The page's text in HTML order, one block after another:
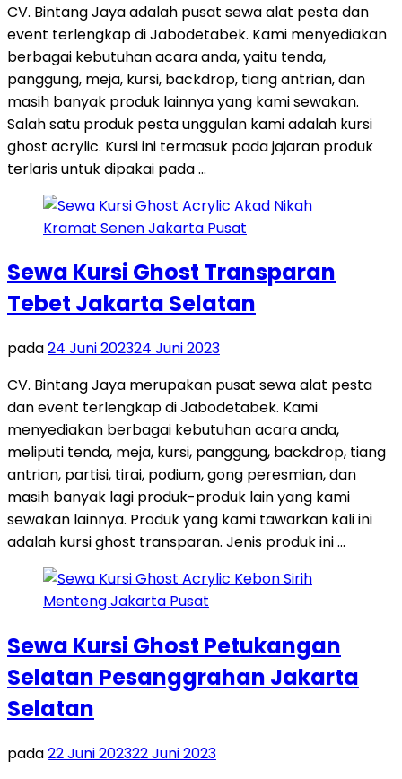
CV. Bintang Jaya adalah pusat sewa alat pesta dan
event terlengkap di Jabodetabek. Kami menyediakan
berbagai kebutuhan acara anda, yaitu tenda,
panggung, meja, kursi, backdrop, tiang antrian, dan
masih banyak produk lainnya yang kami sewakan.
Salah satu produk pesta unggulan kami adalah kursi
ghost acrylic. Kursi ini termasuk pada jajaran produk
terlaris untuk dipakai pada …
Sewa Kursi Ghost Transparan
Tebet Jakarta Selatan
pada24 Juni 202324 Juni 2023
CV. Bintang Jaya merupakan pusat sewa alat pesta
dan event terlengkap di Jabodetabek. Kami
menyediakan berbagai kebutuhan acara anda,
meliputi tenda, meja, kursi, panggung, backdrop, tiang
antrian, partisi, tirai, podium, gong peresmian, dan
masih banyak lagi produk-produk lain yang kami
sewakan lainnya. Produk yang kami tawarkan kali ini
adalah kursi ghost transparan. Jenis produk ini …
Sewa Kursi Ghost Petukangan
Selatan Pesanggrahan Jakarta
Selatan
pada22 Juni 202322 Juni 2023